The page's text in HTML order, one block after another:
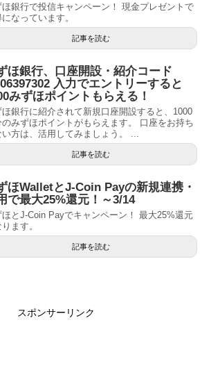
ほ銀行で投信キャンペーン！ 現金プレゼントで
なっています。
記事を読む
ほ銀行、口座開設・紹介コード
入力でエントリーすると
みずほポイントもらえる！
ほ銀行に紹介されて新規口座開設すると、1000
のみずほポイントがもらえます。 口座をお持ち
方は、活用してみましょう。 ...
記事を読む
ほWalletとJ-Coin Payの新規連携・
で最大25%還元！～3/14
ほとJ-Coin Payでキャンペーン！ 最大25%還元
ます。
記事を読む
スポンサーリンク